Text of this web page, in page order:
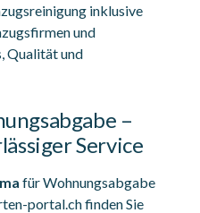
inklusive
und
Qualität und
–
Service
für Wohnungsabgabe
portal.ch finden Sie